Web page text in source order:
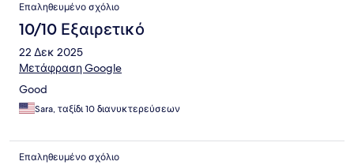
Επαληθευμένο σχόλιο
10/10 Εξαιρετικό
22 Δεκ 2025
Μετάφραση Google
Good
Sara, ταξίδι 10 διανυκτερεύσεων
Επαληθευμένο σχόλιο